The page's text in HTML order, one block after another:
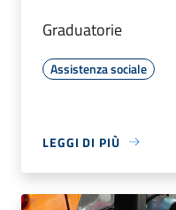
Graduatorie
Assistenza sociale
LEGGI DI PIÙ